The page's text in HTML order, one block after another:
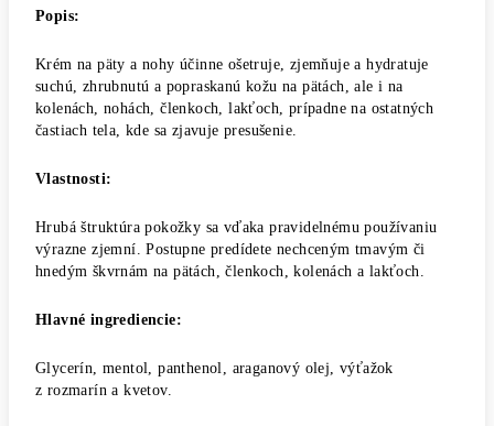
Popis:
Krém na päty a nohy účinne ošetruje, zjemňuje a hydratuje
suchú, zhrubnutú a popraskanú kožu na pätách, ale i na
kolenách, nohách, členkoch, lakťoch, prípadne na ostatných
častiach tela, kde sa zjavuje presušenie.
Vlastnosti:
Hrubá štruktúra pokožky sa vďaka pravidelnému používaniu
výrazne zjemní. Postupne predídete nechceným tmavým či
hnedým škvrnám na pätách, členkoch, kolenách a lakťoch.
Hlavné ingrediencie:
Glycerín, mentol, panthenol, araganový olej, výťažok
z rozmarín a kvetov.